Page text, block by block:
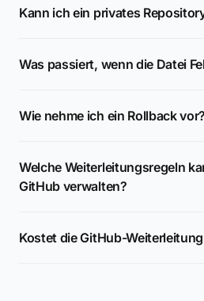
Kann ich ein privates
Was passiert, wenn die Datei
Wie nehme ich ein Rollback vor?
Welche Weiterleitungsregeln
GitHub verwalten?
Kostet die GitHub-